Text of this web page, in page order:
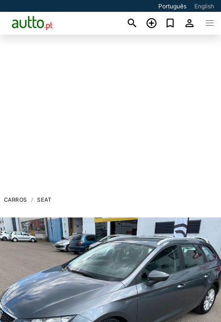
Português English
CARROS SEAT